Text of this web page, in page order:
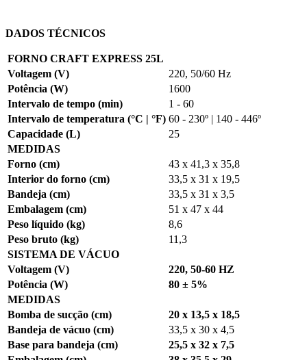
DADOS TÉCNICOS
FORNO CRAFT EXPRESS 25L
Voltagem (V)
220, 50/60 Hz
Potência (W)
1600
Intervalo de tempo (min)
1 - 60
Intervalo de temperatura (°C | °F) 60 - 230º | 140 - 446º
Capacidade (L)
25
MEDIDAS
Forno (cm)
43 x 41,3 x 35,8
Interior do forno (cm)
33,5 x 31 x 19,5
Bandeja (cm)
33,5 x 31 x 3,5
Embalagem (cm)
51 x 47 x 44
Peso líquido (kg)
8,6
Peso bruto (kg)
11,3
SISTEMA DE VÁCUO
Voltagem (V)
220, 50-60 HZ
Potência (W)
80 ± 5%
MEDIDAS
Bomba de sucção (cm)
20 x 13,5 x 18,5
Bandeja de vácuo (cm)
33,5 x 30 x 4,5
Base para bandeja (cm)
25,5 x 32 x 7,5